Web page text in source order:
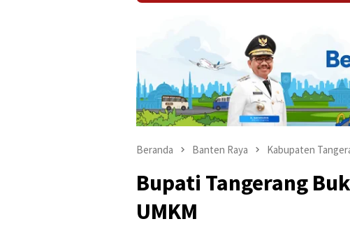
Beranda Banten Raya Kabupaten
Bupati Tangerang
UMKM